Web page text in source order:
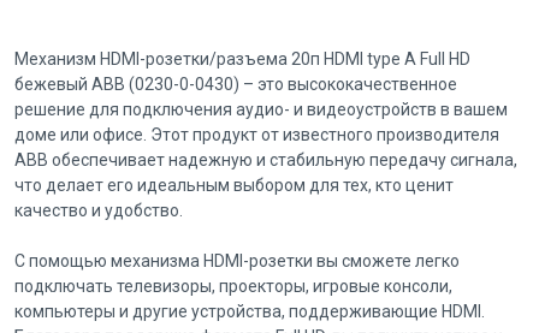
Механизм HDMI-розетки/разъема 20п HDMI type A Full HD
бежевый ABB (0230-0-0430) – это высококачественное
решение для подключения аудио- и видеоустройств в вашем
доме или офисе. Этот продукт от известного производителя
ABB обеспечивает надежную и стабильную передачу сигнала,
что делает его идеальным выбором для тех, кто ценит
качество и удобство.
С помощью механизма HDMI-розетки вы сможете легко
подключать телевизоры, проекторы, игровые консоли,
компьютеры и другие устройства, поддерживающие HDMI.